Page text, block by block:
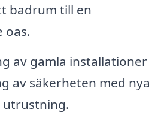
badrum till en
oas.
av gamla installationer
av säkerheten med nya
utrustning.